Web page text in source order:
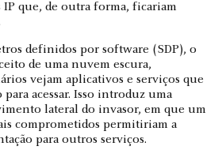
IP que, de outra forma, ficariam
definidos por software (SDP), o
de uma nuvem escura,
vejam aplicativos e serviços que
acessar. Isso introduz uma
lateral do invasor, em que um
comprometidos permitiriam a
para outros serviços.